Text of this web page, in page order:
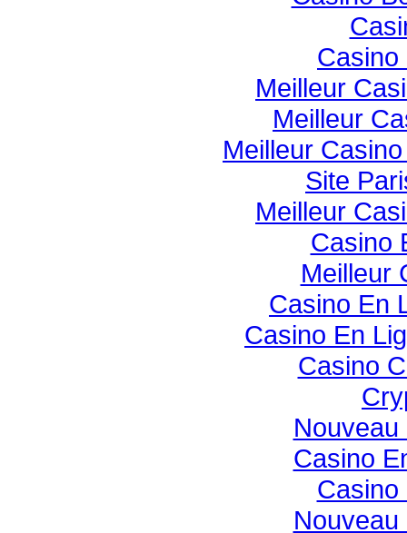
Casino
Meilleur
Meilleur
Meilleur
Site
Meilleur
Casino
Meilleur
Casino En
Casino En
Casino
Casino
Casino